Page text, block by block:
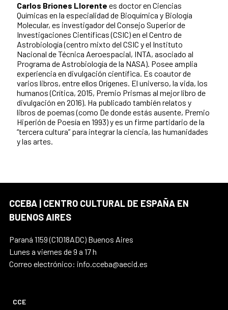
Carlos Briones Llorente es doctor en Ciencias
Químicas en la especialidad de Bioquímica y Biología
Molecular, es investigador del Consejo Superior de
Investigaciones Científicas (CSIC) en el Centro de
Astrobiología (centro mixto del CSIC y el Instituto
Nacional de Técnica Aeroespacial, INTA, asociado al
Programa de Astrobiología de la NASA). Posee amplia
experiencia en divulgación científica. Es coautor de
varios libros, entre ellos Orígenes. El universo, la vida, los
humanos (Crítica, 2015, Premio Prismas al mejor libro de
divulgación en 2016). Ha publicado también relatos y
libros de poemas (como De donde estás ausente, Premio
Hiperión de Poesía en 1993) y es un firme partidario de la
“tercera cultura” para integrar la ciencia, las humanidades
y las artes.
CCEBA | CENTRO CULTURAL DE ESPAÑA EN
BUENOS AIRES
Paraná 1159 (C1018ADC) Buenos Aires
Lunes a viernes de 9 a 17 h
Correo electrónico: info.cceba@aecid.es
CCE